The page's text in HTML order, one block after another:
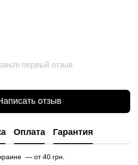
первый отзыв
отзыв
Оплата Гарантия
— от 40 грн.